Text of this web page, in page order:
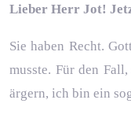
Lieber Herr Jot!
Sie haben Recht.
musste. Für den
ärgern, ich bin ein